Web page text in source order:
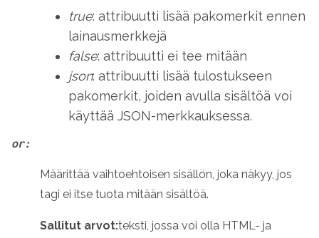
true: attribuutti lisää pakomerkit ennen
lainausmerkkejä
false: attribuutti ei tee mitään
json: attribuutti lisää tulostukseen
pakomerkit, joiden avulla sisältöä voi
käyttää JSON-merkkauksessa.
or:
Määrittää vaihtoehtoisen sisällön, joka näkyy, jos
tagi ei itse tuota mitään sisältöä.
Sallitut arvot:teksti, jossa voi olla HTML- ja